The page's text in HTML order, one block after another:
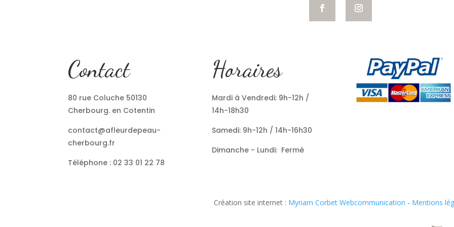
Contact
80 rue Coluche 50130
Cherbourg. en Cotentin
contact@afleurdepeau-
cherbourg.fr
Téléphone : 02 33 01 22 78
Horaires
Mardi à Vendredi: 9h-12h /
14h-18h30
Samedi: 9h-12h / 14h-16h30
Dimanche - Lundi: Fermé
Création site internet : Myriam Corbet Webcommunication - Mentions